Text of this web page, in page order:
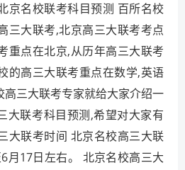
京名校联考科目预测 百所名校
三大联考,北京高三大联考考点
重点在北京,从历年高三大联考
的高三大联考重点在数学,英语
高三大联考专家就给大家介绍一
大联考科目预测,希望对大家有
大联考时间 北京名校高三大联
月17日左右。 北京名校高三大